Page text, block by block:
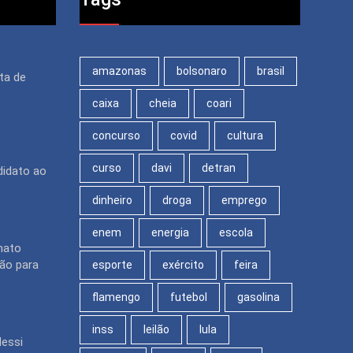
de
ao
para
amazonas bolsonaro brasil
caixa cheia coari
concurso covid cultura
curso davi detran
dinheiro droga emprego
enem energia escola
esporte exército feira
flamengo futebol gasolina
inss leilão lula